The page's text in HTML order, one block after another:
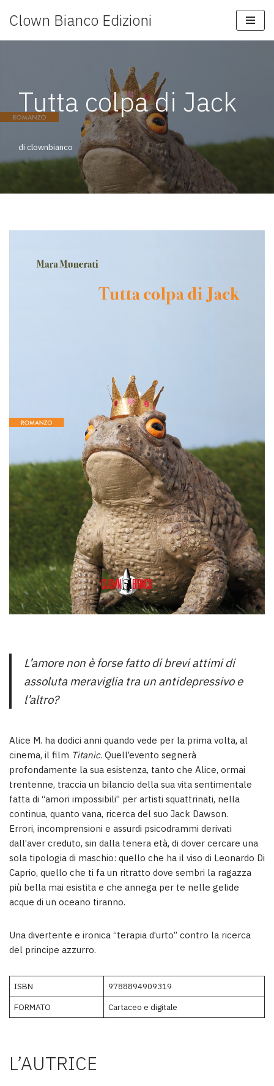
Clown Bianco Edizioni
Tutta colpa di Jack
di clownbianco
L’amore non è forse fatto di brevi attimi di
assoluta meraviglia tra un antidepressivo e
l’altro?
Alice M. ha dodici anni quando vede per la prima volta, al
cinema, il film Titanic. Quell’evento segnerà
profondamente la sua esistenza, tanto che Alice, ormai
trentenne, traccia un bilancio della sua vita sentimentale
fatta di “amori impossibili” per artisti squattrinati, nella
continua, quanto vana, ricerca del suo Jack Dawson.
Errori, incomprensioni e assurdi psicodrammi derivati
dall’aver creduto, sin dalla tenera età, di dover cercare una
sola tipologia di maschio: quello che ha il viso di Leonardo Di
Caprio, quello che ti fa un ritratto dove sembri la ragazza
più bella mai esistita e che annega per te nelle gelide
acque di un oceano tiranno.
Una divertente e ironica “terapia d’urto” contro la ricerca
del principe azzurro.
ISBN
9788894909319
FORMATO
Cartaceo e digitale
L’AUTRICE